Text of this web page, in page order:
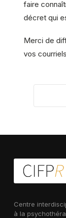
faire
décret qui
Merci de
vos
Centre
à la